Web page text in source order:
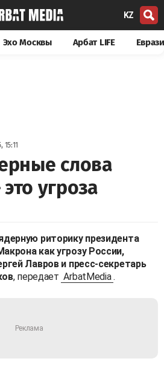
KZ
Эхо Москвы Арбат LIFE
15:11
слова
угроза
риторику президента
как угрозу России,
Лавров и пресс-секретарь
, передает ArbatMedia .